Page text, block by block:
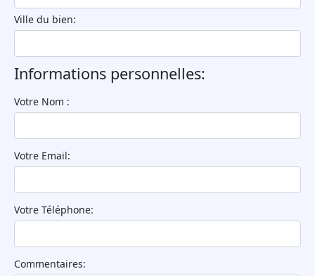
Ville du bien:
Informations personnelles:
Votre Nom :
Votre Email:
Votre Téléphone:
Commentaires: